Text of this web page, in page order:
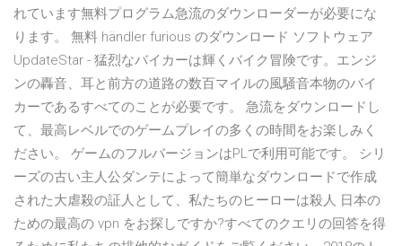
れています無料プログラム急流のダウンローダーが必要にな
ります。 無料 händler furious のダウンロード ソフトウェア
UpdateStar - 猛烈なバイカーは輝くバイク冒険です。エンジ
ンの轟音、耳と前方の道路の数百マイルの風騒音本物のバイ
カーであるすべてのことが必要です。 急流をダウンロードし
て、最高レベルでのゲームプレイの多くの時間をお楽しみく
ださい。 ゲームのフルバージョンはPLで利用可能です。 シリ
ーズの古い主人公ダンテによって簡単なダウンロードで作成
された大虐殺の証人として、私たちのヒーローは殺人 日本の
ための最高の vpn をお探しですか?すべてのクエリの回答を得